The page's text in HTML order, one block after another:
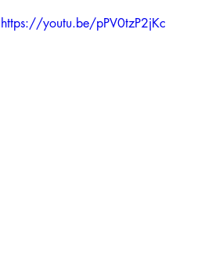
https://youtu.be/pPV0tzP2jKc